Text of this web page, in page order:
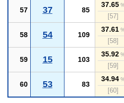
57 37 85
37.65
[57]
58 54 109
37.61
[58]
59 15 103
35.92
[59]
60 53 83
34.94
[60]